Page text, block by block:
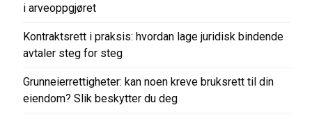
i arveoppgjøret
Kontraktsrett i praksis: hvordan lage juridisk bindende
avtaler steg for steg
Grunneierrettigheter: kan noen kreve bruksrett til din
eiendom? Slik beskytter du deg